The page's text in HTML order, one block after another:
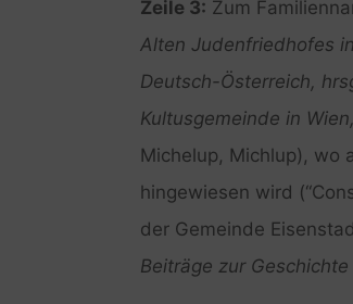
Zeile 3: Zum
Alten Judenfriedhofes
Deutsch-Österreich,
Kultusgemeinde in
Michelup, Michlup), wo
hingewiesen wird
der Gemeinde
Beiträge zur